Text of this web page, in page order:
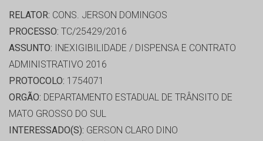
RELATOR: CONS. JERSON DOMINGOS
PROCESSO: TC/25429/2016
ASSUNTO: INEXIGIBILIDADE / DISPENSA E CONTRATO
ADMINISTRATIVO 2016
PROTOCOLO: 1754071
ORGÃO: DEPARTAMENTO ESTADUAL DE TRÂNSITO DE
MATO GROSSO DO SUL
INTERESSADO(S): GERSON CLARO DINO